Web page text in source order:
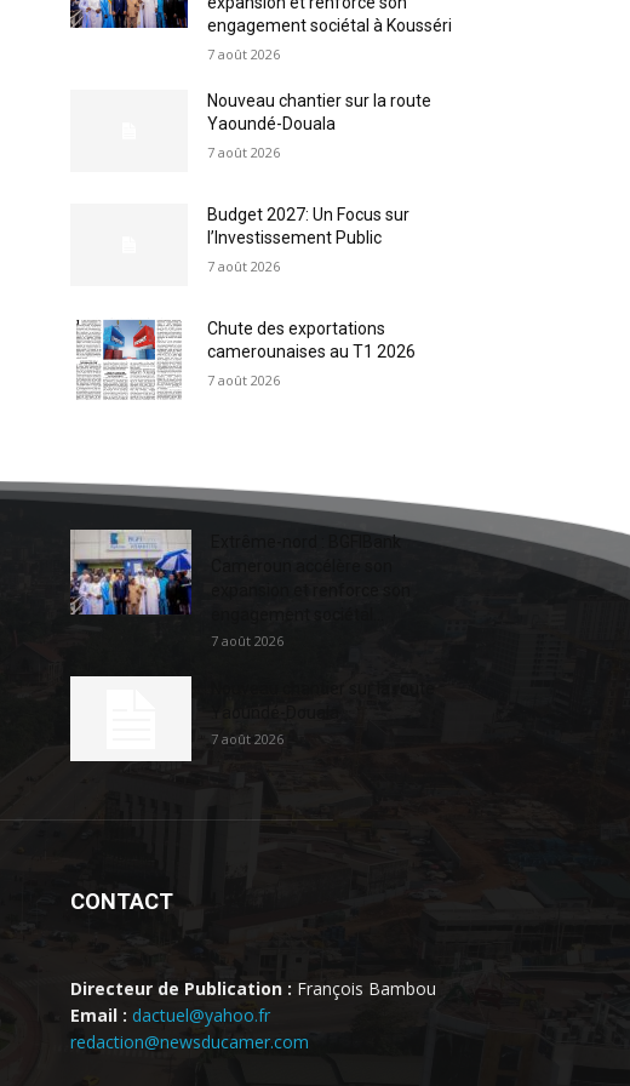
engagement sociétal à Kousséri
7 août 2026
Nouveau chantier sur la route
Yaoundé-Douala
7 août 2026
Budget 2027: Un Focus sur
l’Investissement Public
7 août 2026
Chute des exportations
camerounaises au T1 2026
7 août 2026
Extrême-nord : BGFIBank
7 août 2026
7 août 2026
CONTACT
Directeur de Publication : François Bambou
Email : dactuel@yahoo.fr
redaction@newsducamer.com